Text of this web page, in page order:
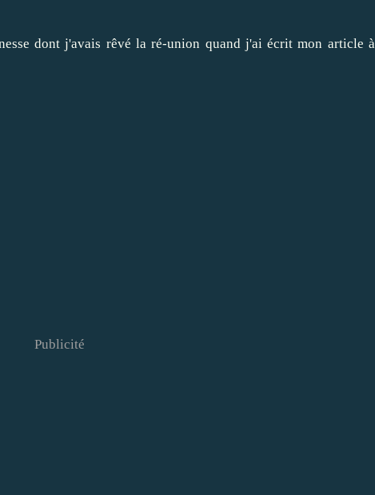
dont j'avais rêvé la ré-union quand j'ai écrit mon article à
Publicité